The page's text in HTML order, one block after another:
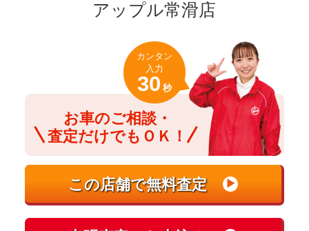
アップル常滑店
お車のご相談・
査定だけでもＯＫ！
カンタン
入力
30 秒